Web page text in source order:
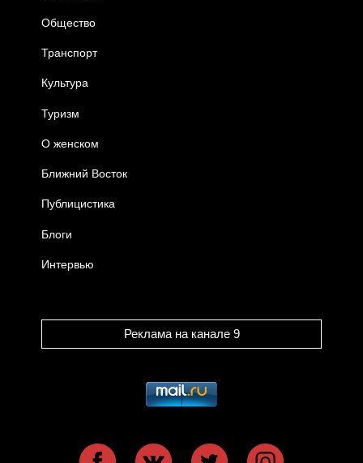
Общество
Транспорт
Культура
Туризм
О женском
Ближний Восток
Публицистика
Блоги
Интервью
Реклама на канале 9